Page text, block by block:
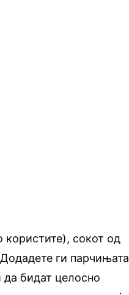
користите), сокот од
ги парчињата
да бидат целосно